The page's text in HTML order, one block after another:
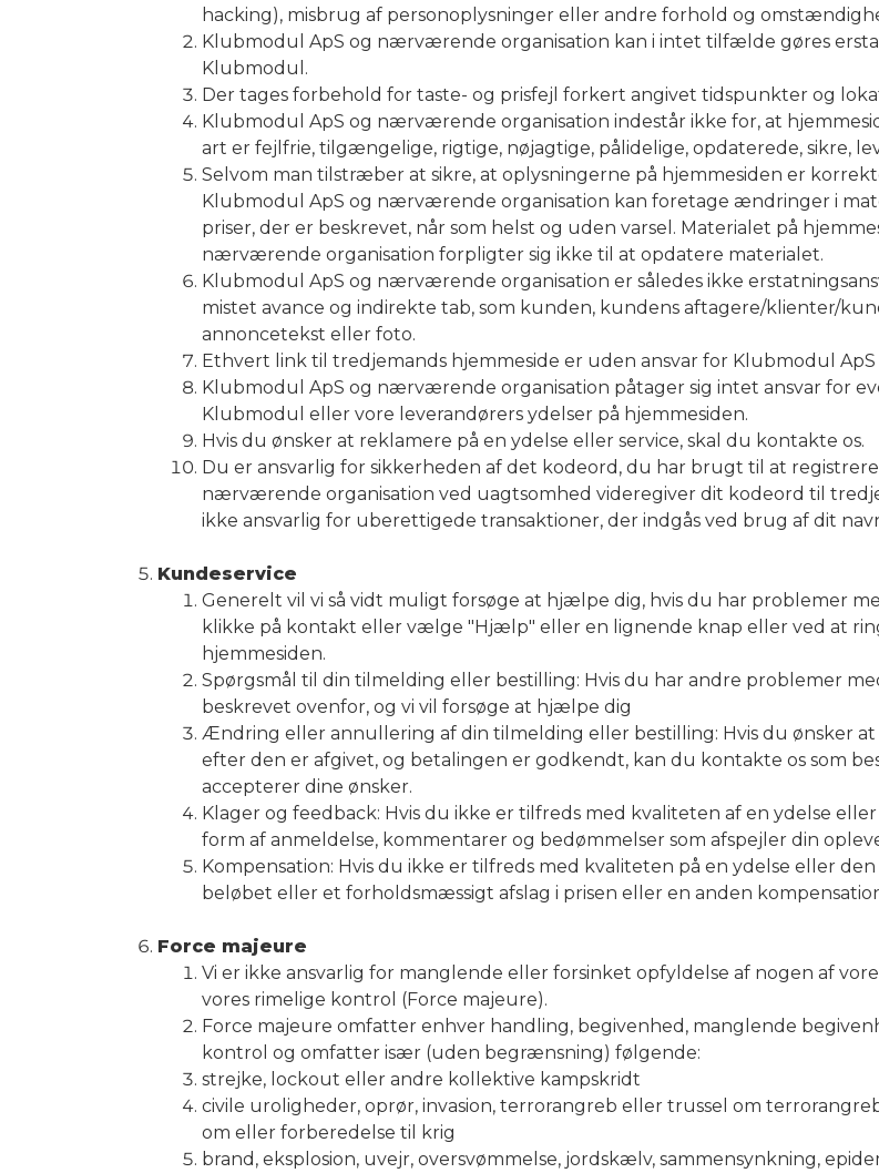
hacking), misbrug af personoplysninger eller andre forhold og
Klubmodul ApS og nærværende organisation kan i intet tilfælde gøres
Klubmodul.
Der tages forbehold for taste- og prisfejl forkert angivet tidspunkter og
Klubmodul ApS og nærværende organisation indestår ikke for, at
art er fejlfrie, tilgængelige, rigtige, nøjagtige, pålidelige, opdaterede, sikre,
Selvom man tilstræber at sikre, at oplysningerne på hjemmesiden er
Klubmodul ApS og nærværende organisation kan foretage ændringer i
priser, der er beskrevet, når som helst og uden varsel. Materialet på
nærværende organisation forpligter sig ikke til at opdatere materialet.
Klubmodul ApS og nærværende organisation er således ikke
mistet avance og indirekte tab, som kunden, kundens aftagere/klienter/
annoncetekst eller foto.
Ethvert link til tredjemands hjemmeside er uden ansvar for Klubmodul
Klubmodul ApS og nærværende organisation påtager sig intet ansvar for
Klubmodul eller vore leverandørers ydelser på hjemmesiden.
Hvis du ønsker at reklamere på en ydelse eller service, skal du kontakte os.
Du er ansvarlig for sikkerheden af det kodeord, du har brugt til at
nærværende organisation ved uagtsomhed videregiver dit kodeord til
ikke ansvarlig for uberettigede transaktioner, der indgås ved brug af dit
Kundeservice
Generelt vil vi så vidt muligt forsøge at hjælpe dig, hvis du har problemer
klikke på kontakt eller vælge "Hjælp" eller en lignende knap eller ved at
hjemmesiden.
Spørgsmål til din tilmelding eller bestilling: Hvis du har andre problemer
beskrevet ovenfor, og vi vil forsøge at hjælpe dig
Ændring eller annullering af din tilmelding eller bestilling: Hvis du ønsker
efter den er afgivet, og betalingen er godkendt, kan du kontakte os som
accepterer dine ønsker.
Klager og feedback: Hvis du ikke er tilfreds med kvaliteten af en ydelse
form af anmeldelse, kommentarer og bedømmelser som afspejler din
Kompensation: Hvis du ikke er tilfreds med kvaliteten på en ydelse eller
beløbet eller et forholdsmæssigt afslag i prisen eller en anden
Force majeure
Vi er ikke ansvarlig for manglende eller forsinket opfyldelse af nogen af
vores rimelige kontrol (Force majeure).
Force majeure omfatter enhver handling, begivenhed, manglende
kontrol og omfatter især (uden begrænsning) følgende:
strejke, lockout eller andre kollektive kampskridt
civile uroligheder, oprør, invasion, terrorangreb eller trussel om
om eller forberedelse til krig
brand, eksplosion, uvejr, oversvømmelse, jordskælv, sammensynkning,